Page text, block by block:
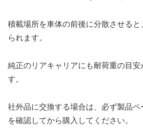
積載場所を車体の前後に分散させると
られます。
純正のリアキャリアにも耐荷重の目安
す。
社外品に交換する場合は、必ず製品
を確認してから購入してください。